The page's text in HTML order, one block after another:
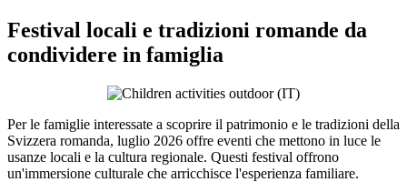
Festival locali e tradizioni romande da
condividere in famiglia
Per le famiglie interessate a scoprire il patrimonio e le tradizioni della
Svizzera romanda, luglio 2026 offre eventi che mettono in luce le
usanze locali e la cultura regionale. Questi festival offrono
un'immersione culturale che arricchisce l'esperienza familiare.